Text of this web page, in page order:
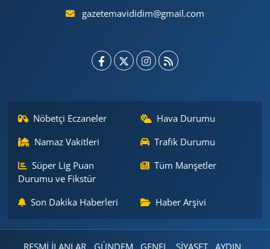
gazetemavididim@gmail.com
Nöbetçi Eczaneler
Hava Durumu
Namaz Vakitleri
Trafik Durumu
Süper Lig Puan
Durumu ve Fikstür
Tüm Manşetler
Son Dakika Haberleri Haber Arşivi